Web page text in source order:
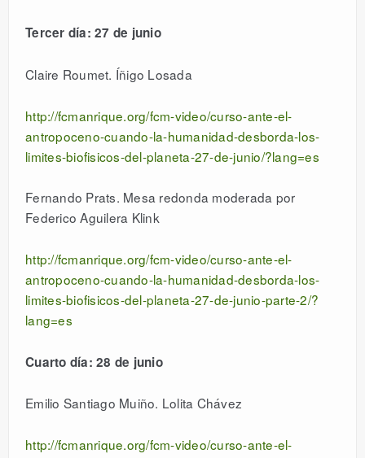
Tercer día: 27 de junio
Claire Roumet. Íñigo Losada
http://fcmanrique.org/fcm-video/curso-ante-el-
antropoceno-cuando-la-humanidad-desborda-los-
limites-biofisicos-del-planeta-27-de-junio/?lang=es
Fernando Prats. Mesa redonda moderada por
Federico Aguilera Klink
http://fcmanrique.org/fcm-video/curso-ante-el-
antropoceno-cuando-la-humanidad-desborda-los-
limites-biofisicos-del-planeta-27-de-junio-parte-2/?
lang=es
Cuarto día: 28 de junio
Emilio Santiago Muiño. Lolita Chávez
http://fcmanrique.org/fcm-video/curso-ante-el-